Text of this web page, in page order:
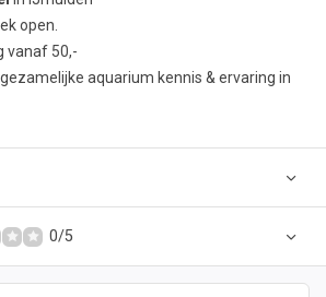
open.
vanaf 50,-
gezamelijke aquarium kennis & ervaring in
0/5